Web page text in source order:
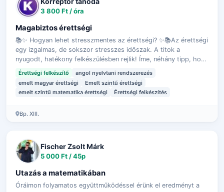
3 800 Ft / óra
Magabiztos érettségi
📚✨ Hogyan lehet stresszmentes az érettségi? ✨📚Az érettségi
egy izgalmas, de sokszor stresszes időszak. A titok a
nyugodt, hatékony felkészülésben rejlik! Íme, néhány tipp, hogy
hogyan tedd stress…
Érettségi felkészítő
angol nyelvtani rendszerezés
emelt magyar érettségi
Emelt szintű érettségi
emelt szintű matematika érettségi
Érettségi felkészítés
Bp. XIII.
Fischer Zsolt Márk
5 000 Ft / 45p
Utazás a matematikában
Óráimon folyamatos együttműködéssel érünk el eredményt a